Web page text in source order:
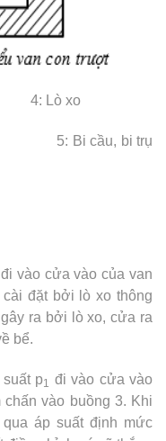
Lò xo
cầu, bi trụ
đi vào cửa vào của van
đặt bởi lò xo thông
ra bởi lò xo, cửa ra
bể.
p1 đi vào cửa vào
vào buồng 3. Khi
áp suất định mức